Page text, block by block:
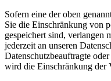
Sofern eine der oben
Sie die Einschränkung von
gespeichert sind, verlangen
jederzeit an unseren
Datenschutzbeauftragte
wird die Einschränkung der